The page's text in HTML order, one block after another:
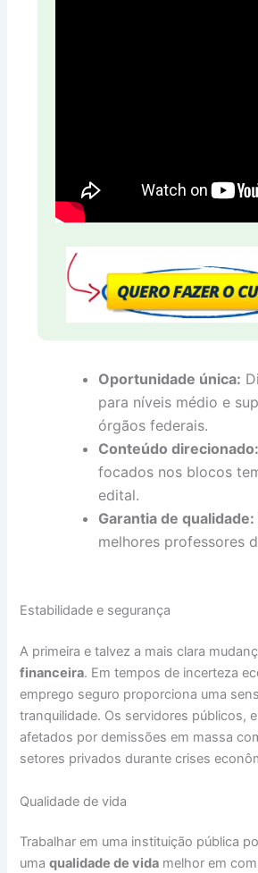
Oportunidade única:
para níveis médio e
órgãos federais.
Conteúdo direcionado:
focados nos blocos
edital.
Garantia de qualidade:
melhores professores
Estabilidade e segurança
A primeira e talvez a mais clara
financeira. Em tempos de incerteza
emprego seguro proporciona uma
tranquilidade. Os servidores públicos,
afetados por demissões em massa
setores privados durante crises
Qualidade de vida
Trabalhar em uma instituição pública
umaqualidade de vida melhor em